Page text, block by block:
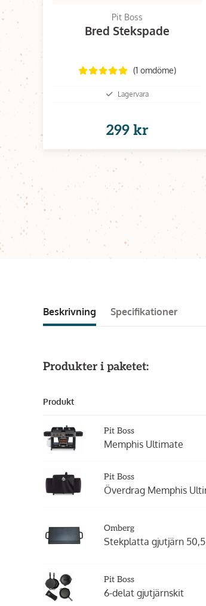
Pit Boss
Bred Stekspade
(1 omdöme)
Lagervara
299 kr
Beskrivning Specifikationer
Produkter i paketet:
Produkt
Pit Boss
Memphis Ultimate
Pit Boss
Överdrag Memphis
Omberg
Stekplatta gjutjärn
Pit Boss
6-delat gjutjärnskit